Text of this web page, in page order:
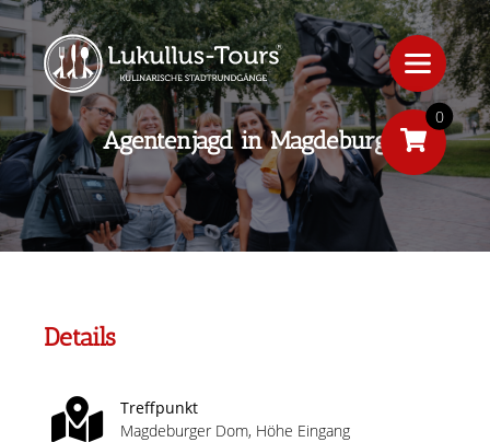
Agentenjagd in Magdeburg
Details
Treffpunkt
Magdeburger Dom, Höhe Eingang
0